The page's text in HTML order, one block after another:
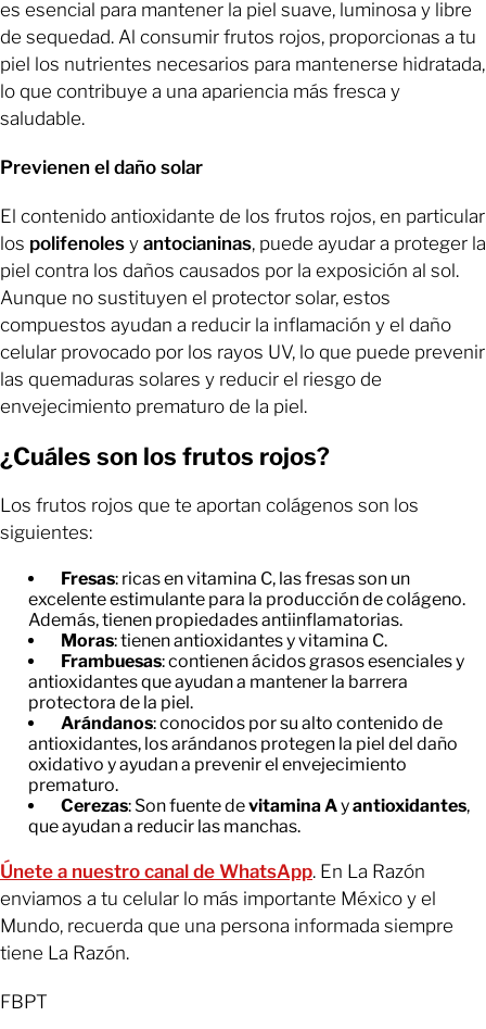
es esencial para mantener la piel suave, luminosa y libre
de sequedad. Al consumir frutos rojos, proporcionas a tu
piel los nutrientes necesarios para mantenerse hidratada,
lo que contribuye a una apariencia más fresca y
saludable.
Previenen el daño solar
El contenido antioxidante de los frutos rojos, en particular
los polifenoles y antocianinas, puede ayudar a proteger la
piel contra los daños causados por la exposición al sol.
Aunque no sustituyen el protector solar, estos
compuestos ayudan a reducir la inflamación y el daño
celular provocado por los rayos UV, lo que puede prevenir
las quemaduras solares y reducir el riesgo de
envejecimiento prematuro de la piel.
¿Cuáles son los frutos rojos?
Los frutos rojos que te aportan colágenos son los
siguientes:
Fresas: ricas en vitamina C, las fresas son un
excelente estimulante para la producción de colágeno.
Además, tienen propiedades antiinflamatorias.
Moras: tienen antioxidantes y vitamina C.
Frambuesas: contienen ácidos grasos esenciales y
antioxidantes que ayudan a mantener la barrera
protectora de la piel.
Arándanos: conocidos por su alto contenido de
antioxidantes, los arándanos protegen la piel del daño
oxidativo y ayudan a prevenir el envejecimiento
prematuro.
Cerezas: Son fuente devitamina Ayantioxidantes,
que ayudan a reducir las manchas.
Únete a nuestro canal de WhatsApp. En La Razón
enviamos a tu celular lo más importante México y el
Mundo, recuerda que una persona informada siempre
tiene La Razón.
FBPT